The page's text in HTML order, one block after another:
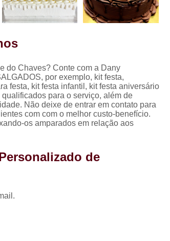
Cento de
Cento do Salgado para
Coxinha de Festa com
Coxinha de Frango para
Coxinha Festa Assada
Coxinha Frango de Festa
Coxinha para Festa de
Kit Festa Aniversário
Kit
Kit Festa de
Kit Festa de
Kit Festa de Aniversário
do Chaves? Conte com a Dany
por exemplo, kit festa,
festa, kit festa infantil, kit festa aniversário
para o serviço, além de
Não deixe de entrar em contato para
com com o melhor custo-benefício.
os amparados em relação aos
de